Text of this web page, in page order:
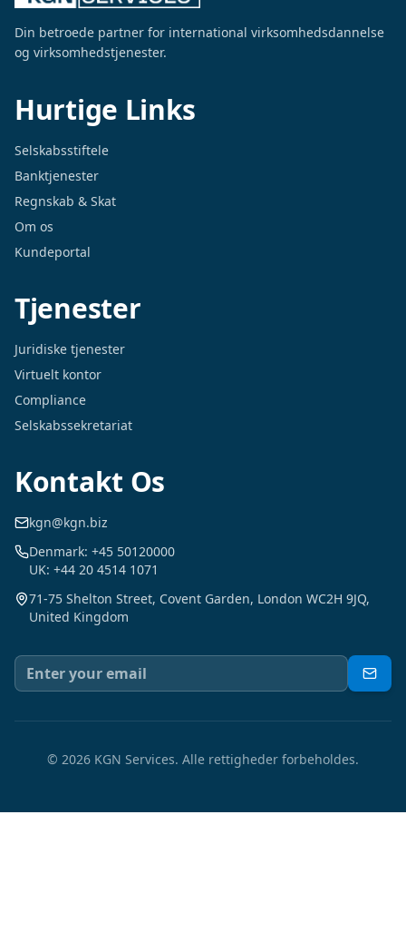
Din betroede partner for international virksomhedsdannelse
og virksomhedstjenester.
Hurtige Links
Selskabsstiftele
Banktjenester
Regnskab & Skat
Om os
Kundeportal
Tjenester
Juridiske tjenester
Virtuelt kontor
Compliance
Selskabssekretariat
Kontakt Os
kgn@kgn.biz
Denmark: +45 50120000
UK: +44 20 4514 1071
71-75 Shelton Street, Covent Garden, London WC2H 9JQ,
United Kingdom
© 2026 KGN Services. Alle rettigheder forbeholdes.